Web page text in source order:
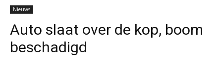
Nieuws
Auto slaat over de kop, boom
beschadigd